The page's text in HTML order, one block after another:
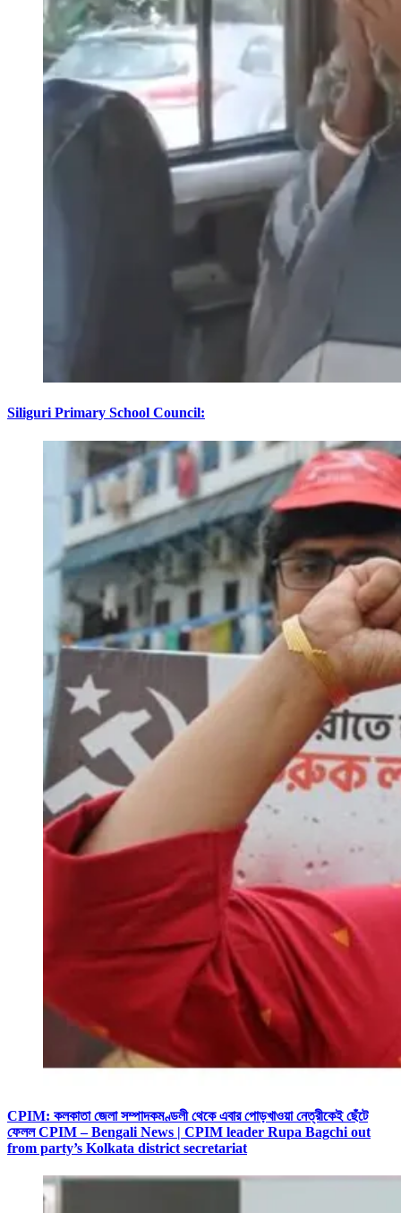
Siliguri Primary School Council:
CPIM: কলকাতা জেলা সম্পাদকমণ্ডলী থেকে এবার পোড়খাওয়া নেত্রীকেই ছেঁটে
ফেলল CPIM – Bengali News | CPIM leader Rupa Bagchi out
from party’s Kolkata district secretariat